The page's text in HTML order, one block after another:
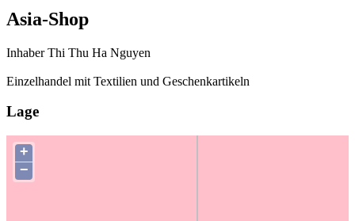
Asia-Shop
Inhaber Thi Thu Ha Nguyen
Einzelhandel mit Textilien und Geschenkartikeln
Lage
+
−